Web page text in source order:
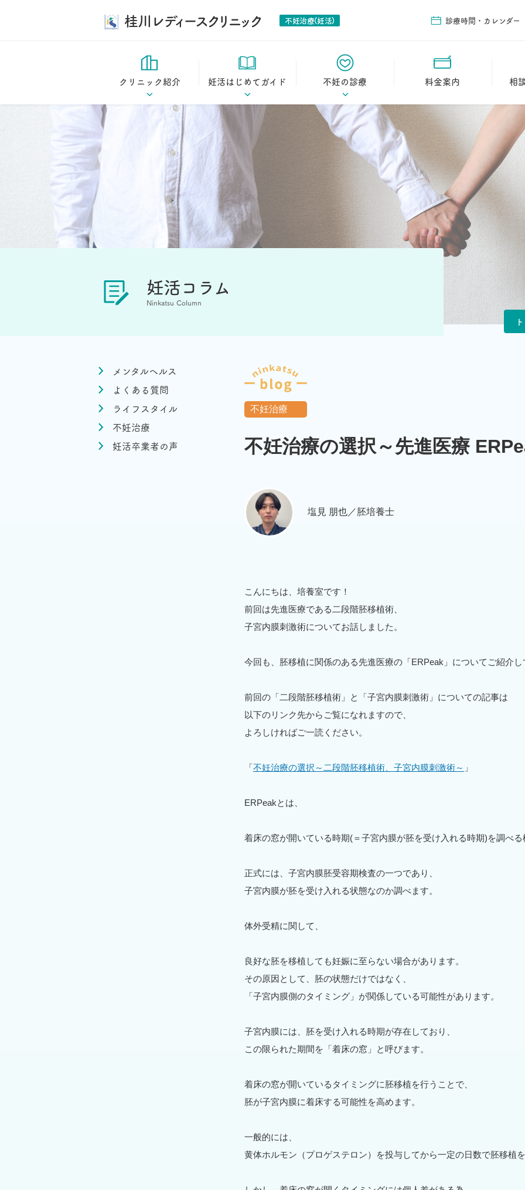
桂川レディースクリニック 不妊治療(妊活)
クリニック紹介 妊活はじめてガイド
妊活はじめてガイド
妊娠の仕組み
妊活コラム
不妊の診療
初診の流れ
日帰り卵管鏡下卵管形
成術（FT）
治療実績
妊娠された方の声
よくある質問
料金案内 相
教室
相談の
診療時間・カレンダー
妊活コラム
Ninkatsu Column
不妊治療
不妊治療の選択～先進医療
塩見 朋也／胚培養士
こんにちは、培養室です！
前回は先進医療である二段階胚移植術、
子宮内膜刺激術についてお話しました。
今回も、胚移植に関係のある先進医療の「ERPeak」についてご紹介し
前回の「二段階胚移植術」と「子宮内膜刺激術」についての記事は
以下のリンク先からご覧になれますので、
よろしければご一読ください。
「不妊治療の選択～二段階胚移植術、子宮内膜刺激術～ 」
ERPeakとは、
着床の窓が開いている時期(＝子宮内膜が胚を受け入れる時期)を調べる
正式には、子宮内膜胚受容期検査の一つであり、
子宮内膜が胚を受け入れる状態なのか調べます。
体外受精に関して、
良好な胚を移植しても妊娠に至らない場合があります。
その原因として、胚の状態だけではなく、
「子宮内膜側のタイミング」が関係している可能性があります。
子宮内膜には、胚を受け入れる時期が存在しており、
この限られた期間を「着床の窓」と呼びます。
着床の窓が開いているタイミングに胚移植を行うことで、
胚が子宮内膜に着床する可能性を高めます。
一般的には、
黄体ホルモン（プロゲステロン）を投与してから一定の日数で胚移植を
メンタルヘルス
よくある質問
ライフスタイル
不妊治療
妊活卒業者の声